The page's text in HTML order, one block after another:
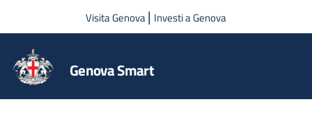
Salta al contenuto principale
Visita Genova| Investi a Genova
Genova Smart